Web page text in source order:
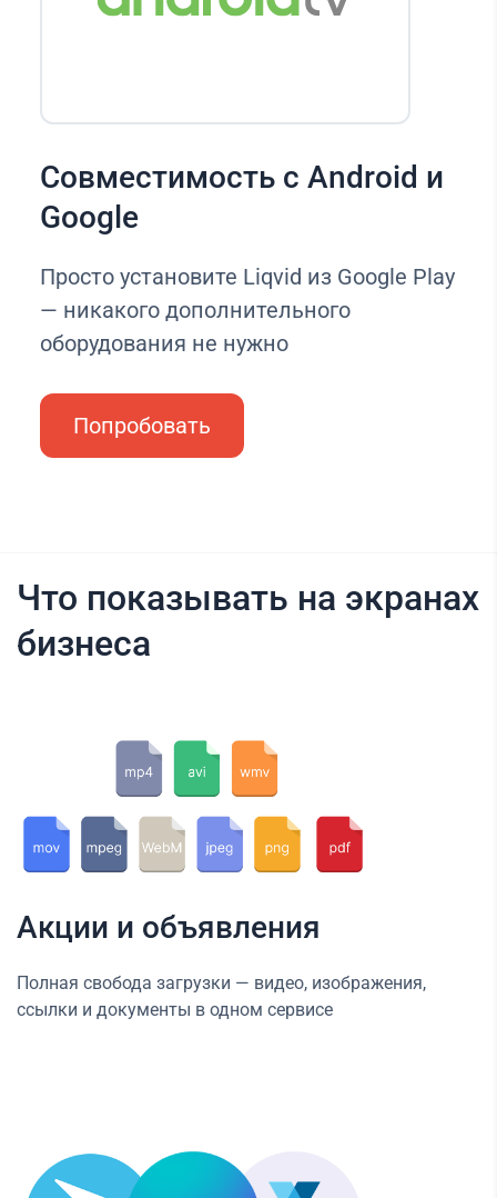
Совместимость с Android и
Google
Просто установите Liqvid из Google Play
— никакого дополнительного
оборудования не нужно
Попробовать
Что показывать на экранах
бизнеса
Акции и объявления
Полная свобода загрузки — видео, изображения,
ссылки и документы в одном сервисе